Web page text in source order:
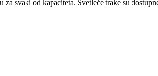
svaki od kapaciteta. Svetleće trake su